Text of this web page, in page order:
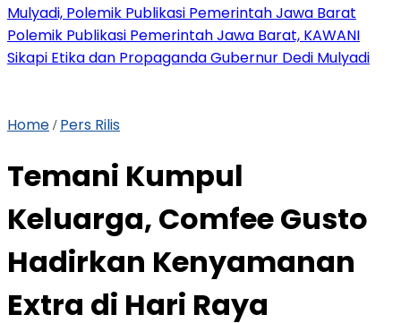
Mulyadi, Polemik Publikasi Pemerintah Jawa Barat
Polemik Publikasi Pemerintah Jawa Barat, KAWANI
Sikapi Etika dan Propaganda Gubernur Dedi Mulyadi
Home / Pers Rilis
Temani Kumpul
Keluarga, Comfee Gusto
Hadirkan Kenyamanan
Extra di Hari Raya